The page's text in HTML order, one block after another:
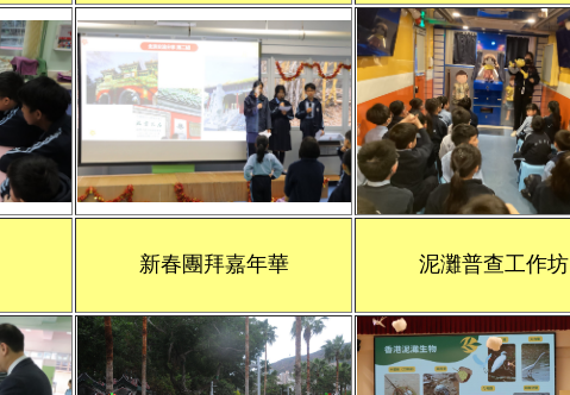
新春團拜嘉年華 泥灘普查工作坊